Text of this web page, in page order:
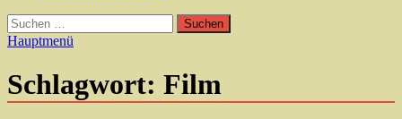
Suchen
nach:
Hauptmenü
Schlagwort: Film